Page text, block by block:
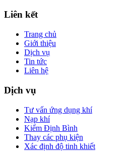
Liên kết
Trang chủ
Giới thiệu
Dịch vụ
Tin tức
Liên hệ
Dịch vụ
Tư vấn ứng dụng khí
Nạp khí
Kiểm Định Bình
Thay các phụ kiện
Xác định độ tinh khiết